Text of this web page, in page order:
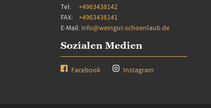
Tel: +4963438142
FAX: +4963438141
E-Mail: info@weingut-schoenlaub.de
Sozialen Medien
Facebook Instagram